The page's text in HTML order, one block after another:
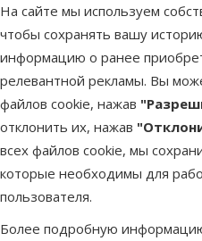
На сайте мы используем
чтобы сохранять вашу
информацию о ранее
релевантной рекламы. Вы
файлов cookie, нажав
отклонить их, нажав
всех файлов cookie, мы
которые необходимы для
пользователя.
Более подробную
Оценка 40%
Оценка 20%
Материал
Нержавеющая сталь
Пластмасса
Птица